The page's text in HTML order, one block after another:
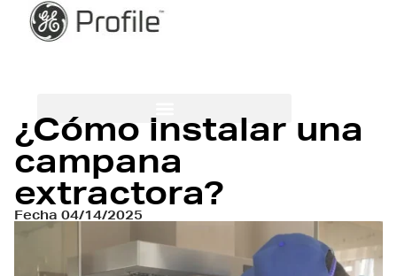
¿Cómo instalar una
campana
extractora?
Fecha 04/14/2025